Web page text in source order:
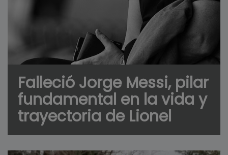
Falleció Jorge Messi, pilar
fundamental en la vida y
trayectoria de Lionel